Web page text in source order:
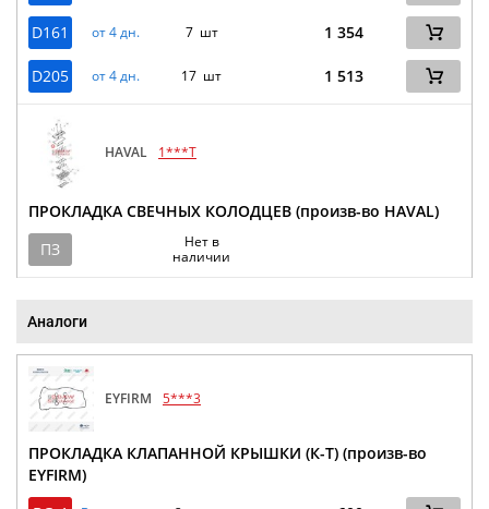
D161 от 4 дн. 7 шт 1 354
D205 от 4 дн. 17 шт 1 513
HAVAL 1***T
ПРОКЛАДКА СВЕЧНЫХ КОЛОДЦЕВ (произв-во HAVAL)
ПЗ
Нет в
наличии
Аналоги
EYFIRM 5***3
ПРОКЛАДКА КЛАПАННОЙ КРЫШКИ (К-Т) (произв-во
EYFIRM)